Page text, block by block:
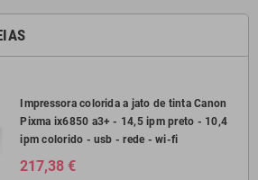
Impressora colorida a jato de tinta Canon
Pixma ix6850 a3+ - 14,5 ipm preto - 10,4
ipm colorido - usb - rede - wi-fi
217,38 €